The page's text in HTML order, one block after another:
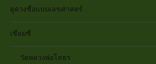
ดูดวงชื่อแบบเลขศาสตร์
เซียมซี
วัดหลวงพ่อโสธร